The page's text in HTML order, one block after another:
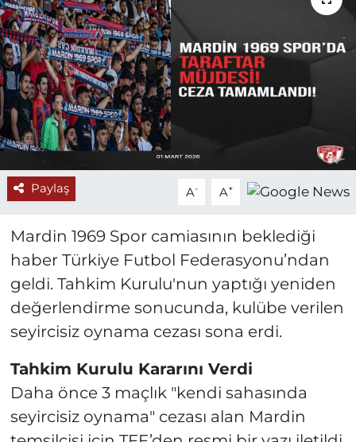
Paylaş A- A+
Mardin 1969 Spor camiasının beklediği
haber Türkiye Futbol Federasyonu’ndan
geldi. Tahkim Kurulu'nun yaptığı yeniden
değerlendirme sonucunda, kulübe verilen
seyircisiz oynama cezası sona erdi.
Tahkim Kurulu Kararını Verdi
Daha önce 3 maçlık "kendi sahasında
seyircisiz oynama" cezası alan Mardin